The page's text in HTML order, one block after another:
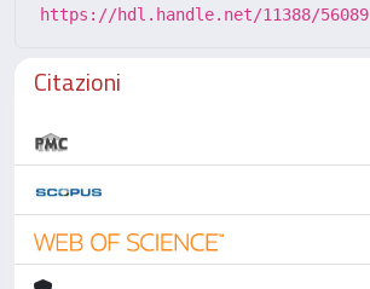
https://hdl.handle.net/11388/56089
Citazioni